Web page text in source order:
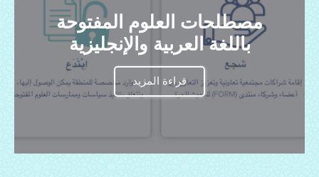
مصطلحات العلوم المفتوحة
باللغة العربية والإنجليزية​
قراءة المزيد